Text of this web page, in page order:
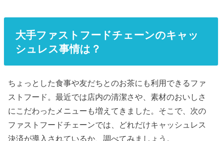
大手ファストフードチェーンのキャッ
シュレス事情は？
ちょっとした食事や友だちとのお茶にも利用できるファ
ストフード。最近では店内の清潔さや、素材のおいしさ
にこだわったメニューも増えてきました。そこで、次の
ファストフードチェーンでは、どれだけキャッシュレス
決済が導入されているか、調べてみましょう。